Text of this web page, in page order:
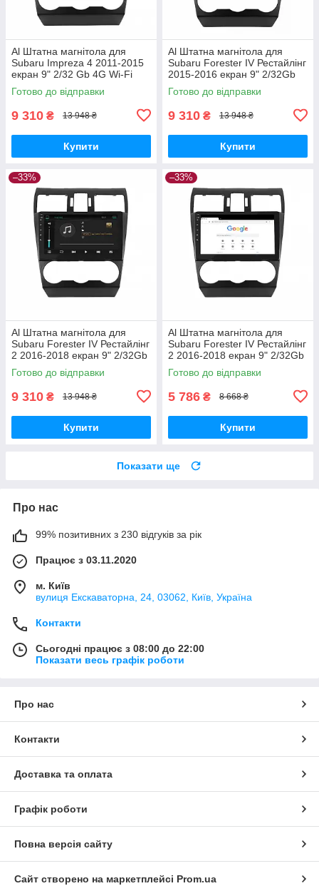
Al Штатна магнітола для
Subaru Impreza 4 2011-2015
екран 9" 2/32 Gb 4G Wi-Fi
GPS Top Android
Готово до відправки
9 310 ₴ 13 948 ₴
Купити
Al Штатна магнітола для
Subaru Forester IV Рестайлінг
2015-2016 екран 9" 2/32Gb
4G Wi-Fi GPS Top Android
Готово до відправки
9 310 ₴ 13 948 ₴
Купити
–33%
Al Штатна магнітола для
Subaru Forester IV Рестайлінг
2 2016-2018 екран 9" 2/32Gb
4G Wi-Fi GPS Top Android
Готово до відправки
9 310 ₴ 13 948 ₴
Купити
–33%
Al Штатна магнітола для
Subaru Forester IV Рестайлінг
2 2016-2018 екран 9" 2/32Gb
Wi-Fi GPS Base Android
Готово до відправки
5 786 ₴ 8 668 ₴
Купити
Показати ще
Про нас
99% позитивних з 230 відгуків за рік
Працює з 03.11.2020
м. Київ
вулиця Екскаваторна, 24, 03062, Київ, Україна
Контакти
Сьогодні працює з 08:00 до 22:00
Показати весь графік роботи
Про нас
Контакти
Доставка та оплата
Графік роботи
Повна версія сайту
Сайт створено на маркетплейсі Prom.ua